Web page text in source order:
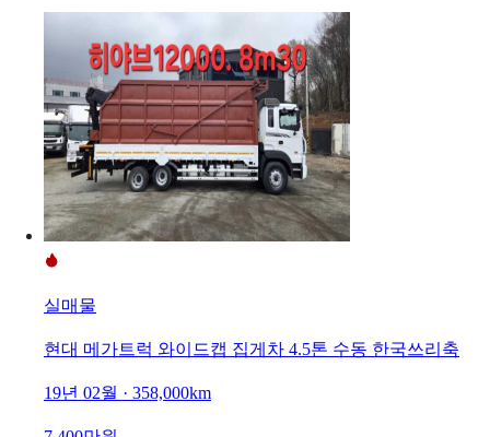
실매물
현대 메가트럭 와이드캡 집게차 4.5톤 수동 한국쓰리축
19년 02월 · 358,000km